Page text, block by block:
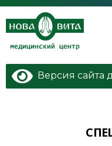
Версия сайта